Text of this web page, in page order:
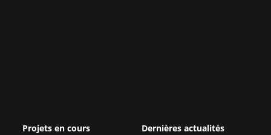
Projets en cours Dernières actualités